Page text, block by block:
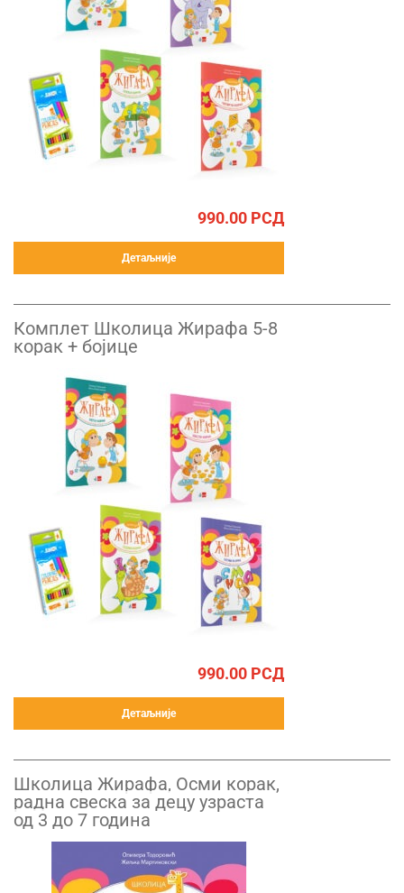
990.00 РСД
Детаљније
Комплет Школица Жирафа 5-8
корак + бојице
990.00 РСД
Детаљније
Школица Жирафа, Oсми корак,
радна свеска за децу узраста
од 3 до 7 година